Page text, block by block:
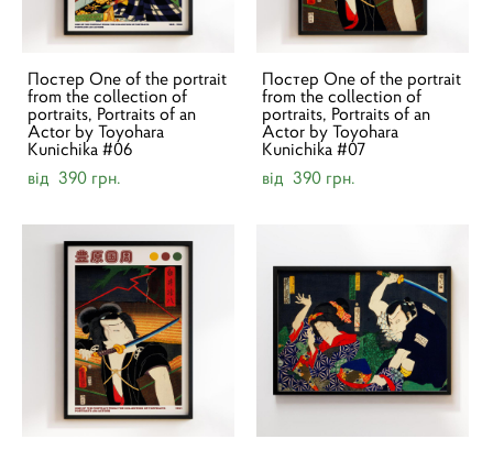
Постер One of the portrait
from the collection of
portraits, Portraits of an
Actor by Toyohara
Kunichika #06
від 390 грн.
Постер One of the portrait
from the collection of
portraits, Portraits of an
Actor by Toyohara
Kunichika #07
від 390 грн.